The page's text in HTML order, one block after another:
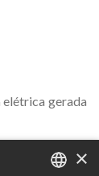
elétrica gerada
×